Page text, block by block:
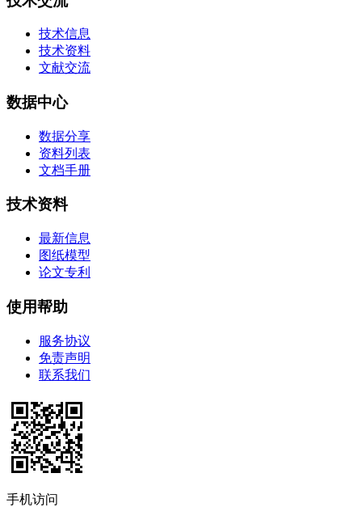
技术信息
技术资料
文献交流
数据中心
数据分享
资料列表
文档手册
技术资料
最新信息
图纸模型
论文专利
使用帮助
服务协议
免责声明
联系我们
手机访问